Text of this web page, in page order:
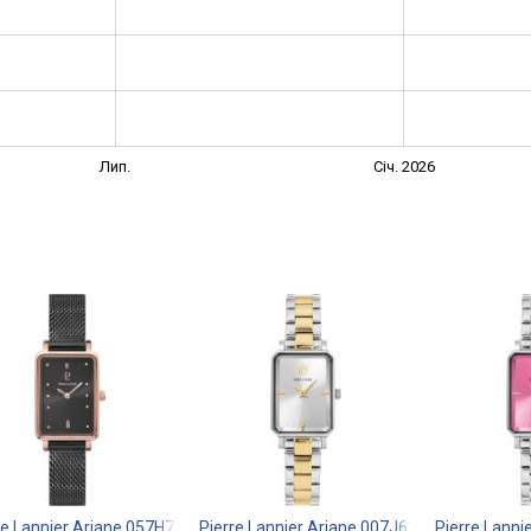
Лип. Січ. 2026